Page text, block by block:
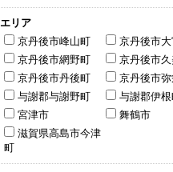
エリア
京丹後市峰山町
京丹後市
京丹後市網野町
京丹後市
京丹後市丹後町
京丹後市
与謝郡与謝野町
与謝郡伊
宮津市
舞鶴市
滋賀県高島市今津
町